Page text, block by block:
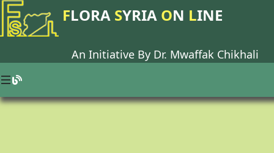
FLORA SYRIA ON LINE
An Initiative By Dr. Mwaffak Chikhali